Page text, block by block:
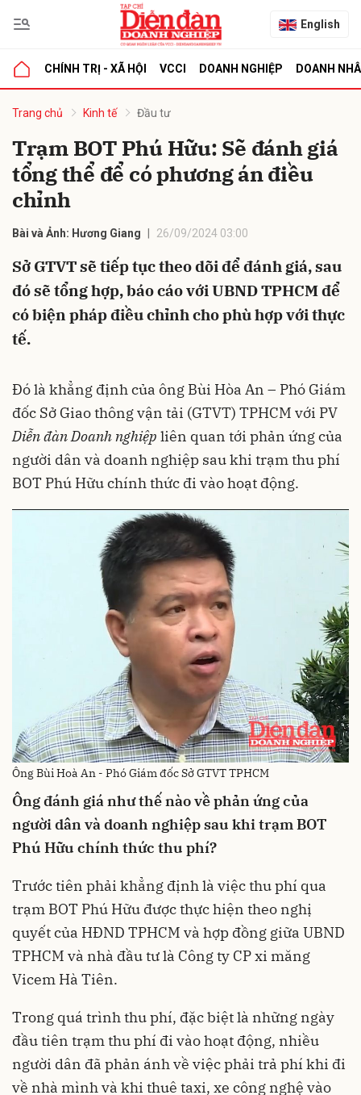
English
CHÍNH TRỊ - XÃ HỘI VCCI DOANH NGHIỆP DOANH
Trang chủ Kinh tế Đầu tư
Trạm BOT Phú Hữu: Sẽ đánh giá
tổng thể để có phương án điều
chỉnh
Bài và Ảnh: Hương Giang 26/09/2024 03:00
Sở GTVT sẽ tiếp tục theo dõi để đánh giá, sau
đó sẽ tổng hợp, báo cáo với UBND TPHCM để
có biện pháp điều chỉnh cho phù hợp với thực
tế.
Đó là khẳng định của ông Bùi Hòa An – Phó Giám
đốc Sở Giao thông vận tải (GTVT) TPHCM với PV
Diễn đàn Doanh nghiệp liên quan tới phản ứng của
người dân và doanh nghiệp sau khi trạm thu phí
BOT Phú Hữu chính thức đi vào hoạt động.
Ông Bùi Hoà An - Phó Giám đốc Sở GTVT TPHCM
Ông đánh giá như thế nào về phản ứng của
người dân và doanh nghiệp sau khi trạm BOT
Phú Hữu chính thức thu phí?
Trước tiên phải khẳng định là việc thu phí qua
trạm BOT Phú Hữu được thực hiện theo nghị
quyết của HĐND TPHCM và hợp đồng giữa UBND
TPHCM và nhà đầu tư là Công ty CP xi măng
Vicem Hà Tiên.
Trong quá trình thu phí, đặc biệt là những ngày
đầu tiên trạm thu phí đi vào hoạt động, nhiều
người dân đã phản ánh về việc phải trả phí khi đi
về nhà mình và khi thuê taxi, xe công nghệ vào
luận
Hủy